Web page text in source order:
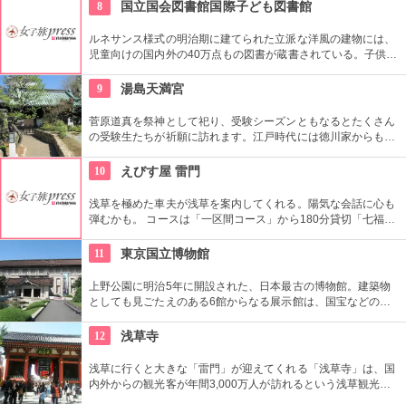
ダンの「考える人」はこちらで見れる。設計はル・コルビジェ
が手掛け、建築・インテリア好きにもおすすめ。
8 国立国会図書館国際子ども図書館
ルネサンス様式の明治期に建てられた立派な洋風の建物には、
児童向けの国内外の40万点もの図書が蔵書されている。子供だ
でゆっくり過ごしてみては。
9 湯島天満宮
菅原道真を祭神として祀り、受験シーズンともなるとたくさん
の受験生たちが祈願に訪れます。江戸時代には徳川家からも尊
おり、境内には約300本もの梅があり、毎年時期になるとかぐ
わしい香りを漂わせます。2月上旬〜3月上旬には梅祭りも開催
されて賑わいます。
10 えびす屋 雷門
浅草を極めた車夫が浅草を案内してくれる。陽気な会話に心も
弾むかも。 コースは「一区間コース」から180分貸切「七福神
好評だとか。
11 東京国立博物館
上野公園に明治5年に開設された、日本最古の博物館。建築物
としても見ごたえのある6館からなる展示館は、国宝などの歴
す。オリジナルグッズを販売するミュージアムショップや食事
もできるカフェなども併設されています。
12 浅草寺
浅草に行くと大きな「雷門」が迎えてくれる「浅草寺」は、国
内外からの観光客が年間3,000万人が訪れるという浅草観光一